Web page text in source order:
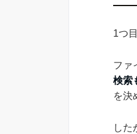
1つ
ファ
検索
を決
した